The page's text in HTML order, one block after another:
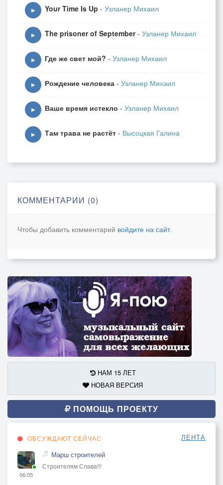
▶ Your Time Is Up - Узланер Михаил
▶ The prisoner of September- Узланер Михаил
▶ Где же свет мой? - Узланер Михаил
▶ Рождение человека - Узланер Михаил
▶ Ваше время истекло - Узланер Михаил
▶ Там трава не растёт - Высоцкая Галина
КОММЕНТАРИИ (0)
Чтобы добавить комментарий войдите на сайт.
НАМ 15 ЛЕТ
НОВАЯ ВЕРСИЯ
ПОМОЩЬ ПРОЕКТУ
ОБСУЖДАЮТ СЕЙЧАС ЛЕНТА
06:05
Марш строителей
Строителям Слава!!!